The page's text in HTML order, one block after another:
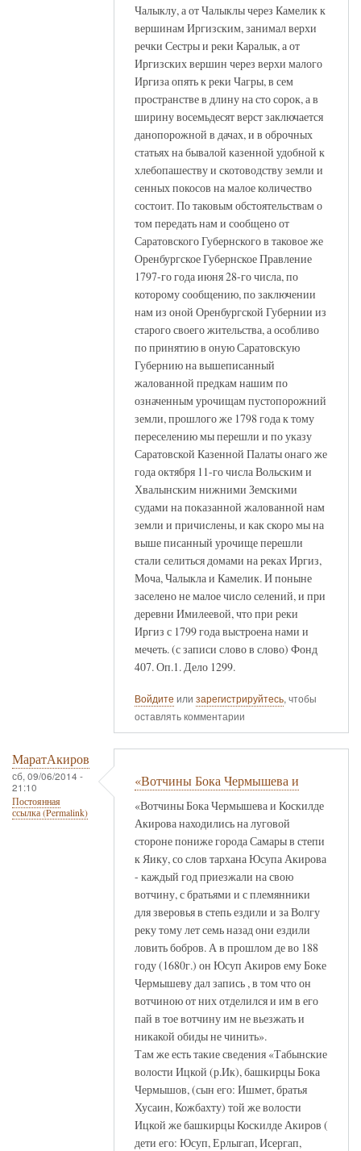
Чалыклу, а от Чалыклы через Камелик к
вершинам Иргизским, занимал верхи
речки Сестры и реки Каралык, а от
Иргизских вершин через верхи малого
Иргиза опять к реки Чагры, в сем
пространстве в длину на сто сорок, а в
ширину восемьдесят верст заключается
данопорожной в дачах, и в оброчных
статьях на бывалой казенной удобной к
хлебопашеству и скотоводству земли и
сенных покосов на малое количество
состоит. По таковым обстоятельствам о
том передать нам и сообщено от
Саратовского Губернского в таковое же
Оренбургское Губернское Правление
1797-го года июня 28-го числа, по
которому сообщению, по заключении
нам из оной Оренбургской Губернии из
старого своего жительства, а особливо
по принятию в оную Саратовскую
Губернию на вышеписанный
жалованной предкам нашим по
означенным урочищам пустопорожний
земли, прошлого же 1798 года к тому
переселению мы перешли и по указу
Саратовской Казенной Палаты онаго же
года октября 11-го числа Вольским и
Хвалынским нижними Земскими
судами на показанной жалованной нам
земли и причислены, и как скоро мы на
выше писанный урочище перешли
стали селиться домами на реках Иргиз,
Моча, Чалыкла и Камелик. И поныне
заселено не малое число селений, и при
деревни Имилеевой, что при реки
Иргиз с 1799 года выстроена нами и
мечеть. (с записи слово в слово) Фонд
407. Оп.1. Дело 1299.
Войдите или зарегистрируйтесь, чтобы
оставлять комментарии
МаратАкиров
сб, 09/06/2014 -
21:10
Постоянная
ссылка (Permalink)
«Вотчины Бока Чермышева и
«Вотчины Бока Чермышева и Коскилде
Акирова находились на луговой
стороне пониже города Самары в степи
к Яику, со слов тархана Юсупа Акирова
- каждый год приезжали на свою
вотчину, с братьями и с племянники
для зверовья в степь ездили и за Волгу
реку тому лет семь назад они ездили
ловить бобров. А в прошлом де во 188
году (1680г.) он Юсуп Акиров ему Боке
Чермышеву дал запись , в том что он
вотчиною от них отделился и им в его
пай в тое вотчину им не вьезжать и
никакой обиды не чинить».
Там же есть такие сведения «Табынские
волости Ицкой (р.Ик), башкирцы Бока
Чермышов, (сын его: Ишмет, братья
Хусаин, Кожбахту) той же волости
Ицкой же башкирцы Коскилде Акиров (
дети его: Юсуп, Ерлыгап, Исергап,